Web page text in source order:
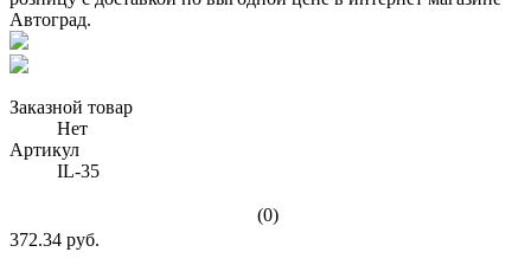
Заказной товар
Нет
Артикул
IL-35
(0)
372.34 руб.